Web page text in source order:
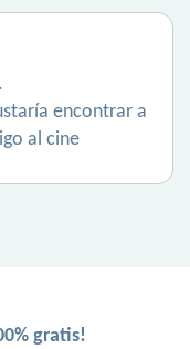
encontrar a
al cine
gratis!